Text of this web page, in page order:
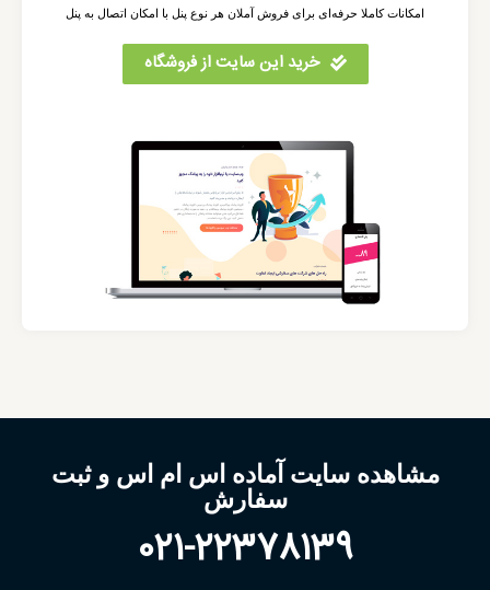
امکانات کاملا حرفه‌ای برای فروش آملان هر نوع پنل با امکان اتصال به پنل
خرید این سایت از فروشگاه
مشاهده سایت آماده اس ام اس و ثبت
سفارش
021-22378139